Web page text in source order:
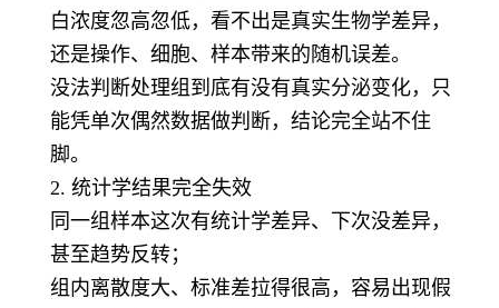
白浓度忽高忽低，看不出是真实生物学差异，
还是操作、细胞、样本带来的随机误差。
没法判断处理组到底有没有真实分泌变化，只
能凭单次偶然数据做判断，结论完全站不住
脚。
2. 统计学结果完全失效
同一组样本这次有统计学差异、下次没差异，
甚至趋势反转；
组内离散度大、标准差拉得很高，容易出现假